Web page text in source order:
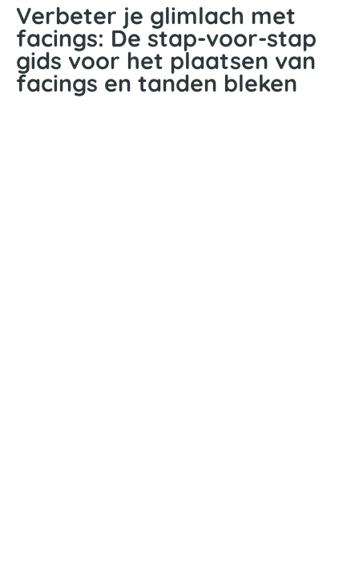
Verbeter je glimlach met
facings: De stap-voor-stap
gids voor het plaatsen van
facings en tanden bleken